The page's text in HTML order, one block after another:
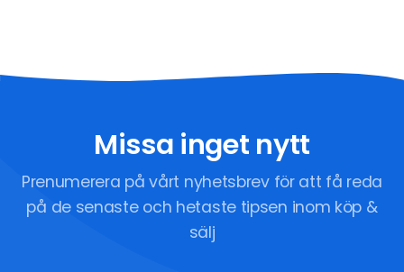
Missa inget nytt
Prenumerera på vårt nyhetsbrev för att få reda
på de senaste och hetaste tipsen inom köp &
sälj